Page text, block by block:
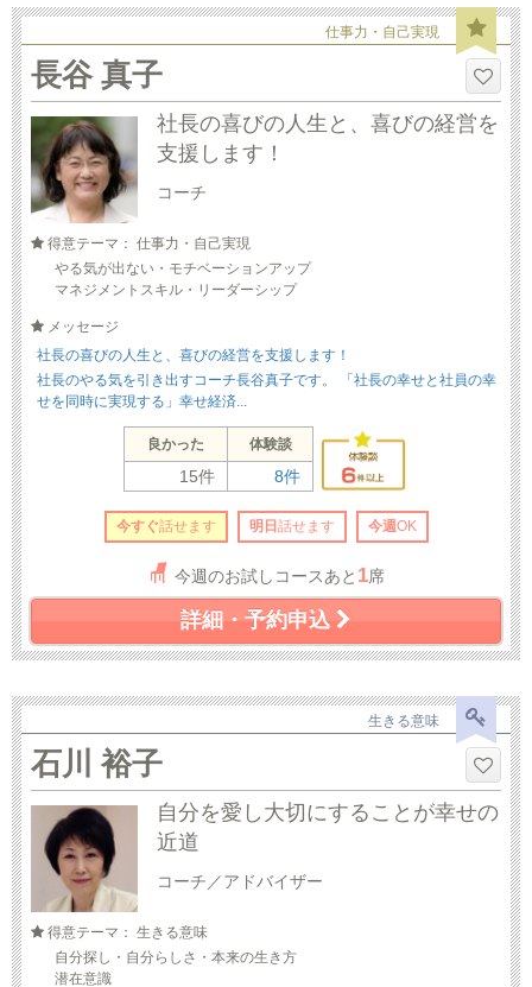
仕事力・自己実現
長谷 真子
社長の喜びの人生と、喜びの経営を
支援します！
コーチ
得意テーマ： 仕事力・自己実現
やる気が出ない・モチベーションアップ
マネジメントスキル・リーダーシップ
メッセージ
社長の喜びの人生と、喜びの経営を支援します！
社長のやる気を引き出すコーチ長谷真子です。 「社長の幸せと社員の幸
せを同時に実現する」幸せ経済...
良かった 体験談
15件 8件
今すぐ話せます 明日 話せます 今週OK
今週のお試しコースあと 1席
詳細・予約申込
生きる意味
石川 裕子
自分を愛し大切にすることが幸せの
近道
コーチ／アドバイザー
得意テーマ： 生きる意味
自分探し・自分らしさ・本来の生き方
潜在意識